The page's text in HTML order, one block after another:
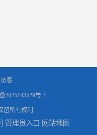
客
2025143529号-1
留所有权利.
管理员入口 网站地图